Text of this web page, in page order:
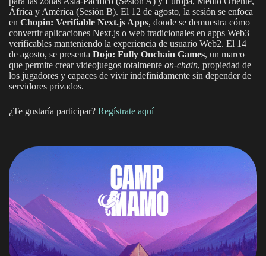
África y América (Sesión B). El 12 de agosto, la sesión se enfoca
en Chopin: Verifiable Next.js Apps, donde se demuestra cómo
convertir aplicaciones Next.js o web tradicionales en apps Web3
verificables manteniendo la experiencia de usuario Web2. El 14
de agosto, se presenta Dojo: Fully Onchain Games, un marco
que permite crear videojuegos totalmente on-chain, propiedad de
los jugadores y capaces de vivir indefinidamente sin depender de
servidores privados.
¿Te gustaría participar? Regístrate aquí